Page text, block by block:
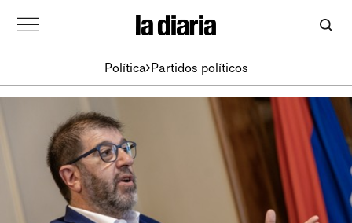
Política Partidos políticos